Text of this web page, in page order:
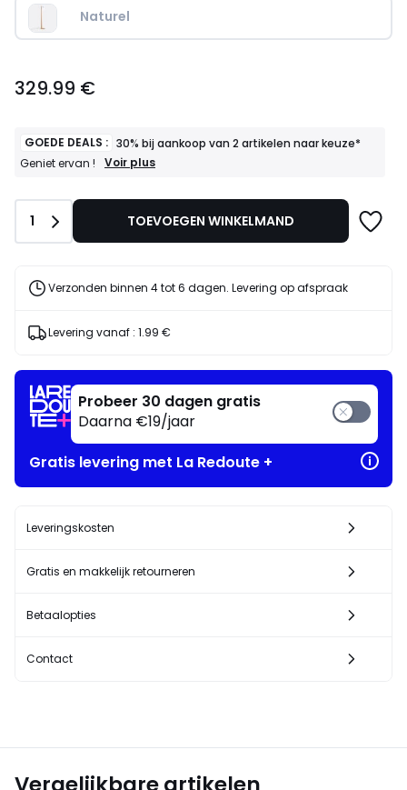
Naturel
€.
329.99 €
GOEDE DEALS : 30% bij aankoop van 2 artikelen naar keuze*
Geniet ervan !
GOEDE
artikelen
Geniet
Voir plus
Aantal
1 TOEVOEGEN WINKELMAND
Verzonden binnen 4 tot 6 dagen. Levering op afspraak
Levering vanaf : 1.99 €
Probeer 30 dagen gratis
Daarna €19/jaar
Gratis levering met La Redoute +
Leveringskosten
Gratis en makkelijk retourneren
Betaalopties
Contact